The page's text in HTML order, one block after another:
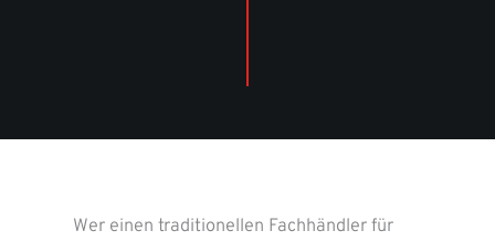
Wer einen traditionellen Fachhändler für